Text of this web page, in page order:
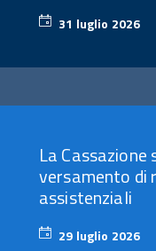
31 luglio 2026
La
versamento di
assistenziali
29 luglio 2026